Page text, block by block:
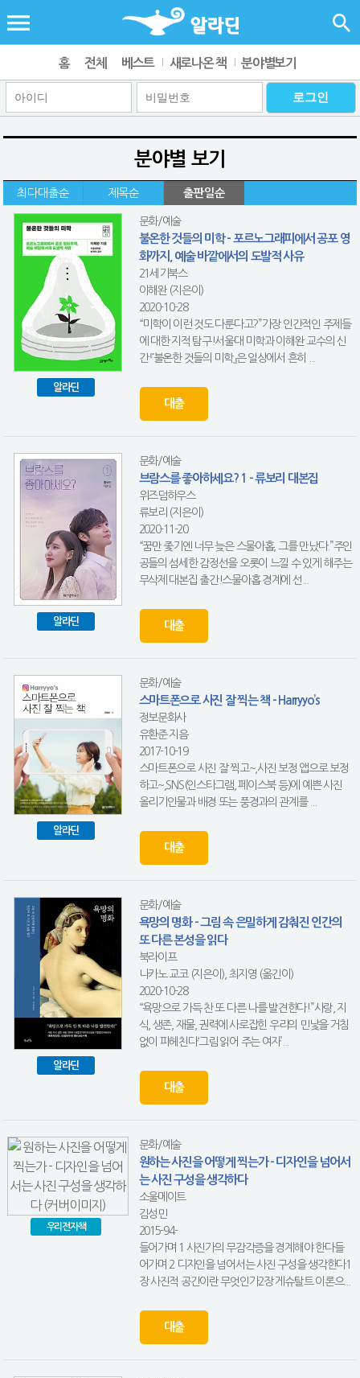
홈 전체 베스트 새로나온 책 분야별보기
분야별 보기
최다대출순 제목순 출판일순
알라딘
문화/예술
불온한 것들의 미학 - 포르노그래피에서 공포 영
화까지, 예술 바깥에서의 도발적 사유
21세기북스
이해완 (지은이)
2020-10-28
“미학이 이런 것도 다룬다고?”가장 인간적인 주제들
에 대한 지적 탐구!서울대 미학과 이해완 교수의 신
간 『불온한 것들의 미학』은 일상에서 흔히 ...
대출
알라딘
문화/예술
브람스를 좋아하세요? 1 - 류보리 대본집
위즈덤하우스
류보리 (지은이)
2020-11-20
“꿈만 좇기엔 너무 늦은 스물아홉, 그를 만났다.”주인
공들의 섬세한 감정선을 오롯이 느낄 수 있게 해주는
무삭제 대본집 출간!스물아홉 경계에 선...
대출
알라딘
문화/예술
스마트폰으로 사진 잘 찍는 책 - Harryyo’s
정보문화사
유환준 지음
2017-10-19
스마트폰으로 사진 잘 찍고~,사진 보정 앱으로 보정
하고~,SNS(인스타그램, 페이스북 등)에 예쁜 사진
올리기인물과 배경 또는 풍경과의 관계를 ...
대출
알라딘
문화/예술
욕망의 명화 - 그림 속 은밀하게 감춰진 인간의
또 다른 본성을 읽다
북라이프
나카노 교코 (지은이), 최지영 (옮긴이)
2020-10-28
“욕망으로 가득 찬 또 다른 나를 발견한다!”사랑, 지
식, 생존, 재물, 권력에 사로잡힌 우리의 민낯을 거침
없이 파헤친다‘그림 읽어 주는 여자’...
대출
우리전자책
문화/예술
원하는 사진을 어떻게 찍는가 - 디자인을 넘어서
는 사진 구성을 생각하다
소울메이트
김성민
2015-94-
들어가며 1 사진가의 무감각증을 경계해야 한다들
어가며 2 디자인을 넘어서는 사진 구성을 생각한다1
장 사진적 공간이란 무엇인가2장 게슈탈트 이론으...
대출